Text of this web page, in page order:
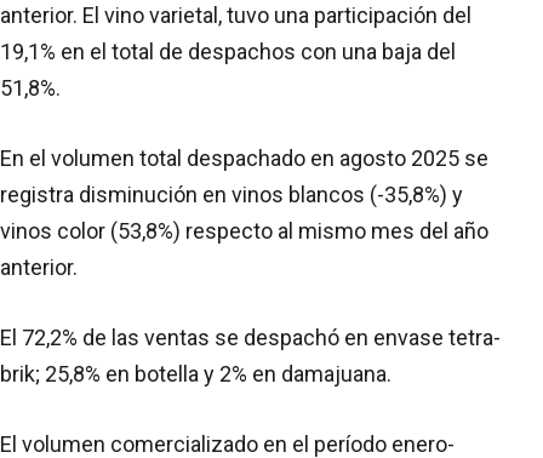
anterior. El vino varietal, tuvo una participación del
19,1% en el total de despachos con una baja del
51,8%.
En el volumen total despachado en agosto 2025 se
registra disminución en vinos blancos (-35,8%) y
vinos color (53,8%) respecto al mismo mes del año
anterior.
El 72,2% de las ventas se despachó en envase tetra-
brik; 25,8% en botella y 2% en damajuana.
El volumen comercializado en el período enero-